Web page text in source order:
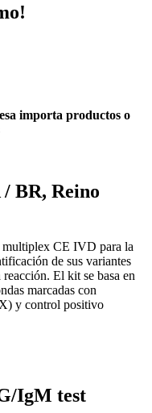
importa productos o
BR, Reino
multiplex CE IVD para la
de sus variantes
El kit se basa en
marcadas con
y control positivo
IgM test